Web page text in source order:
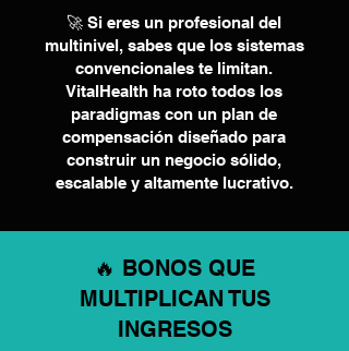
🚀 Si eres un profesional del
multinivel, sabes que los sistemas
convencionales te limitan.
VitalHealth ha roto todos los
paradigmas con un plan de
compensación diseñado para
construir un negocio sólido,
escalable y altamente lucrativo.
🔥 BONOS QUE
MULTIPLICAN TUS
INGRESOS